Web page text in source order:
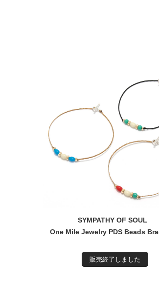
SYMPATHY OF SOUL
One Mile Jewelry PDS Beads
販売終了しました